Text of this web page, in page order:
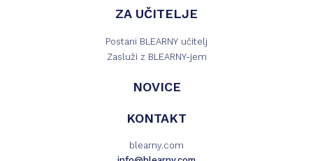
ZA UČITELJE
Postani BLEARNY učitelj
Zasluži z BLEARNY-jem
NOVICE
KONTAKT
blearny.com